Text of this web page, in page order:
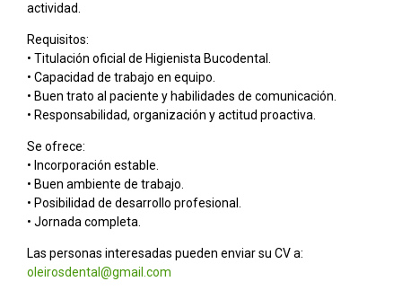
actividad.
Requisitos:
• Titulación oficial de Higienista Bucodental.
• Capacidad de trabajo en equipo.
• Buen trato al paciente y habilidades de comunicación.
• Responsabilidad, organización y actitud proactiva.
Se ofrece:
• Incorporación estable.
• Buen ambiente de trabajo.
• Posibilidad de desarrollo profesional.
• Jornada completa.
Las personas interesadas pueden enviar su CV a:
oleirosdental@gmail.com